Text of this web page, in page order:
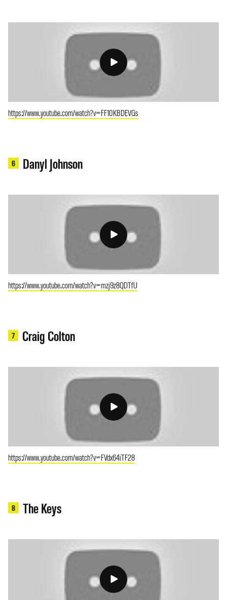
https://www.youtube.com/watch?v=FF10KBDEVGs
6 Danyl Johnson
https://www.youtube.com/watch?v=mzj9z8QDTfU
7 Craig Colton
https://www.youtube.com/watch?v=FVdx64iTF28
8 The Keys